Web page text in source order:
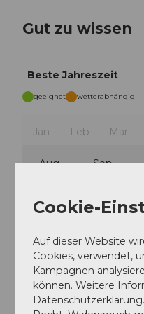
Gut zu wissen
Beste Jahreszeit
geeignet wetterabhängig
Jan Feb Mär
Aug Sep
Wegbeschreibung
Toureigenschaften
Bergbahntour
Cookie-
Auf dieser Website
Cookies, verwendet,
Kampagnen
können. Weitere